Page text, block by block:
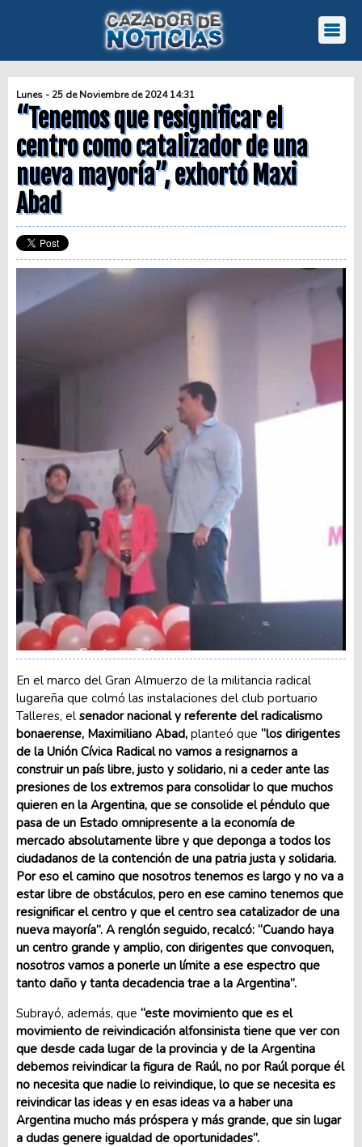
Lunes - 25 de Noviembre de 2024 14:31
“Tenemos que resignificar el
centro como catalizador de una
nueva mayoría”, exhortó Maxi
Abad
En el marco del Gran Almuerzo de la militancia radical
lugareña que colmó las instalaciones del club portuario
Talleres, el senador nacional y referente del radicalismo
bonaerense, Maximiliano Abad, planteó que “los dirigentes
de la Unión Cívica Radical no vamos a resignarnos a
construir un país libre, justo y solidario, ni a ceder ante las
presiones de los extremos para consolidar lo que muchos
quieren en la Argentina, que se consolide el péndulo que
pasa de un Estado omnipresente a la economía de
mercado absolutamente libre y que deponga a todos los
ciudadanos de la contención de una patria justa y solidaria.
Por eso el camino que nosotros tenemos es largo y no va a
estar libre de obstáculos, pero en ese camino tenemos que
resignificar el centro y que el centro sea catalizador de una
nueva mayoría”. A renglón seguido, recalcó: “Cuando haya
un centro grande y amplio, con dirigentes que convoquen,
nosotros vamos a ponerle un límite a ese espectro que
tanto daño y tanta decadencia trae a la Argentina”.
Subrayó, además, que “este movimiento que es el
movimiento de reivindicación alfonsinista tiene que ver con
que desde cada lugar de la provincia y de la Argentina
debemos reivindicar la figura de Raúl, no por Raúl porque él
no necesita que nadie lo reivindique, lo que se necesita es
reivindicar las ideas y en esas ideas va a haber una
Argentina mucho más próspera y más grande, que sin lugar
a dudas genere igualdad de oportunidades”.